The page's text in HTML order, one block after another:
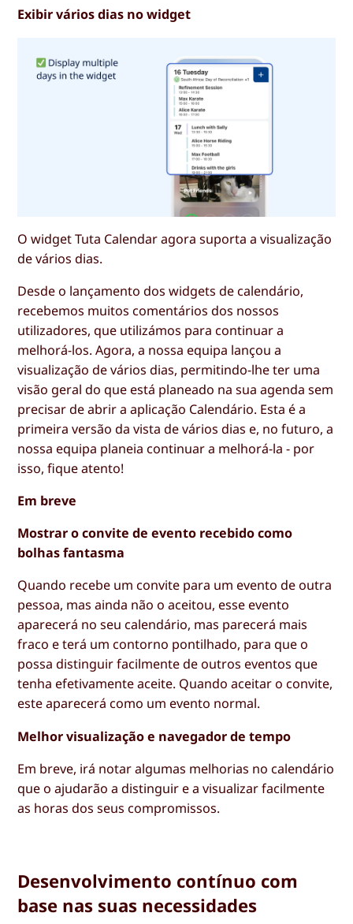
Exibir vários dias no widget
O widget Tuta Calendar agora suporta a visualização
de vários dias.
Desde o lançamento dos widgets de calendário,
recebemos muitos comentários dos nossos
utilizadores, que utilizámos para continuar a
melhorá-los. Agora, a nossa equipa lançou a
visualização de vários dias, permitindo-lhe ter uma
visão geral do que está planeado na sua agenda sem
precisar de abrir a aplicação Calendário. Esta é a
primeira versão da vista de vários dias e, no futuro, a
nossa equipa planeia continuar a melhorá-la - por
isso, fique atento!
Em breve
Mostrar o convite de evento recebido como
bolhas fantasma
Quando recebe um convite para um evento de outra
pessoa, mas ainda não o aceitou, esse evento
aparecerá no seu calendário, mas parecerá mais
fraco e terá um contorno pontilhado, para que o
possa distinguir facilmente de outros eventos que
tenha efetivamente aceite. Quando aceitar o convite,
este aparecerá como um evento normal.
Melhor visualização e navegador de tempo
Em breve, irá notar algumas melhorias no calendário
que o ajudarão a distinguir e a visualizar facilmente
as horas dos seus compromissos.
Desenvolvimento contínuo com
base nas suas necessidades